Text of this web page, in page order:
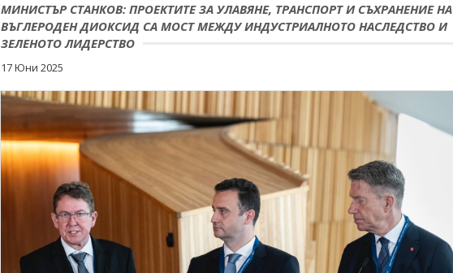
МИНИСТЪР СТАНКОВ: ПРОЕКТИТЕ ЗА УЛАВЯНЕ, ТРАНСПОРТ И СЪХРАНЕНИЕ НА
ВЪГЛЕРОДЕН ДИОКСИД СА МОСТ МЕЖДУ ИНДУСТРИАЛНОТО НАСЛЕДСТВО И
ЗЕЛЕНОТО ЛИДЕРСТВО
17 Юни 2025